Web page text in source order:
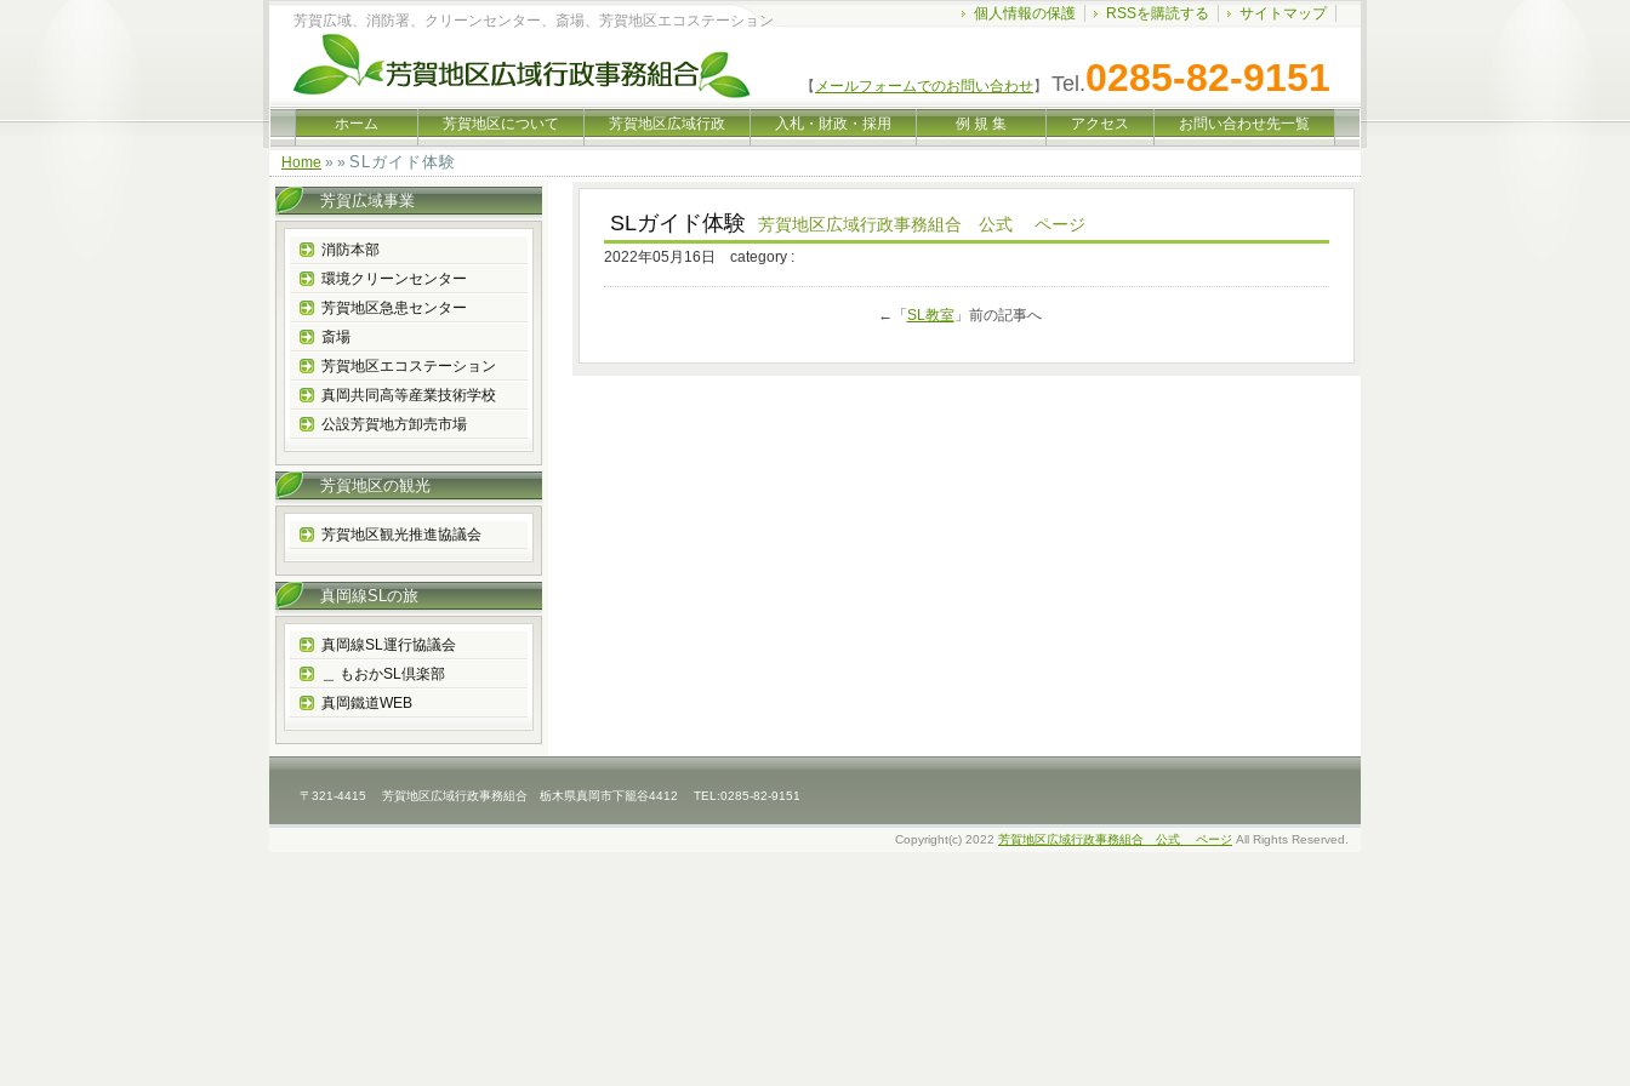
芳賀広域、消防署、クリーンセンター、斎場、芳賀地区エコステーション
【 メールフォームでのお問い合わせ】 Tel.0285-82-9151
個人情報の保護 RSSを購読する サイトマップ
ホーム 芳賀地区について 芳賀地区広域行政 入札・財政・採用 例 規 集 アクセス お問い合わせ先一覧
Home » » SLガイド体験
SLガイド体験 芳賀地区広域行政事務組合 公式 ページ
2022年05月16日 category :
←「 SL教室」前の記事へ
芳賀広域事業
消防本部
環境クリーンセンター
芳賀地区急患センター
斎場
芳賀地区エコステーション
真岡共同高等産業技術学校
公設芳賀地方卸売市場
芳賀地区の観光
芳賀地区観光推進協議会
真岡線SLの旅
真岡線SL運行協議会
＿ もおかSL倶楽部
真岡鐵道WEB
〒321-4415 芳賀地区広域行政事務組合 栃木県真岡市下籠谷4412 TEL:0285-82-9151
Copyright(c) 2022 芳賀地区広域行政事務組合 公式 ページ All Rights Reserved.